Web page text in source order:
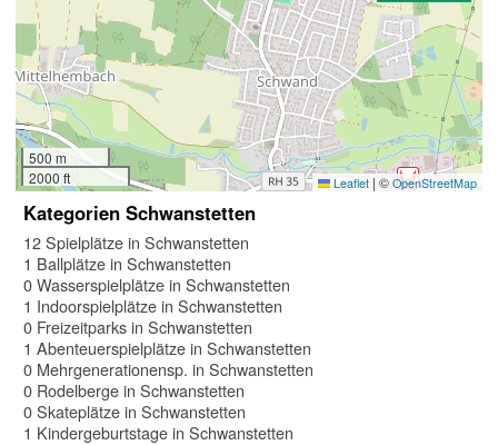
500 m
2000 ft
Leaflet | © OpenStreetMap
Kategorien Schwanstetten
12 Spielplätze in Schwanstetten
1 Ballplätze in Schwanstetten
0 Wasserspielplätze in Schwanstetten
1 Indoorspielplätze in Schwanstetten
0 Freizeitparks in Schwanstetten
1 Abenteuerspielplätze in Schwanstetten
0 Mehrgenerationensp. in Schwanstetten
0 Rodelberge in Schwanstetten
0 Skateplätze in Schwanstetten
1 Kindergeburtstage in Schwanstetten